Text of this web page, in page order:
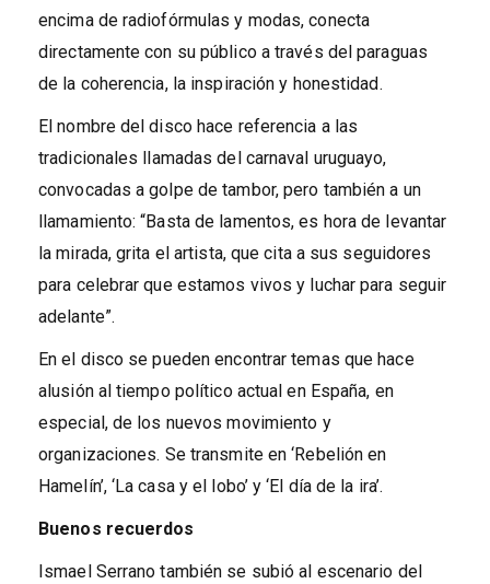
encima de radiofórmulas y modas, conecta
directamente con su público a través del paraguas
de la coherencia, la inspiración y honestidad.
El nombre del disco hace referencia a las
tradicionales llamadas del carnaval uruguayo,
convocadas a golpe de tambor, pero también a un
llamamiento: “Basta de lamentos, es hora de levantar
la mirada, grita el artista, que cita a sus seguidores
para celebrar que estamos vivos y luchar para seguir
adelante”.
En el disco se pueden encontrar temas que hace
alusión al tiempo político actual en España, en
especial, de los nuevos movimiento y
organizaciones. Se transmite en ‘Rebelión en
Hamelín’, ‘La casa y el lobo’ y ‘El día de la ira’.
Buenos recuerdos
Ismael Serrano también se subió al escenario del